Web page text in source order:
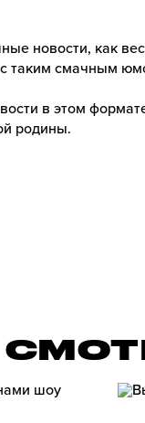
новости, как
таким смачным
в этом
родины.